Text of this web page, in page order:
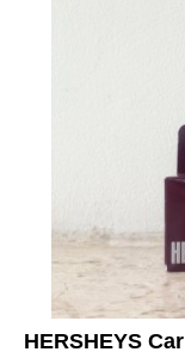
HERSHEYS Car